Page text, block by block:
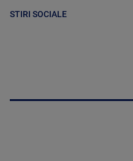
STIRI SOCIALE